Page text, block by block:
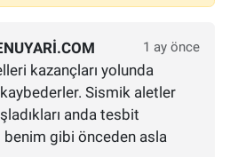
1 ay önce
kazançları yolunda
Sismik aletler
anda tesbit
gibi önceden asla